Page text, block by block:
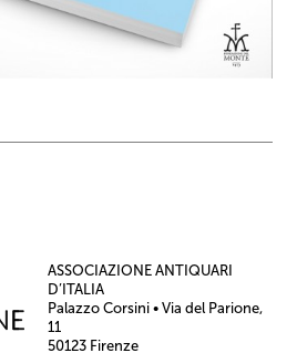
ASSOCIAZIONE ANTIQUARI
D’ITALIA
Palazzo Corsini • Via del Parione,
11
50123 Firenze